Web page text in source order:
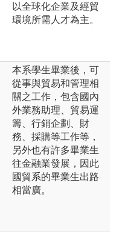
以全球化企業及經貿
環境所需人才為主。
本系學生畢業後，可
從事與貿易和管理相
關之工作，包含國內
外業務助理、貿易運
籌、行銷企劃、財
務、採購等工作等，
另外也有許多畢業生
往金融業發展，因此
國貿系的畢業生出路
相當廣。